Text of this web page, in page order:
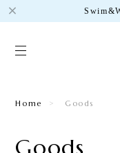
Home Goods